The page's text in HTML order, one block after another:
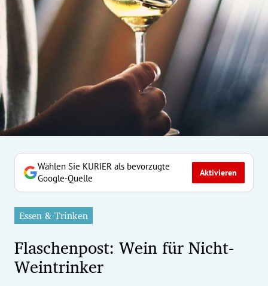
Untermenü
Untermenü
Untermenü
Untermenü
Untermenü
Untermenü
Untermenü
Untermenü
Wählen Sie KURIER als bevorzugte
Google-Quelle
Aktivieren
Essen & Trinken
Flaschenpost: Wein für Nicht-
Weintrinker